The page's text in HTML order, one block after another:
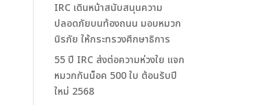
IRC เดินหน้าสนับสนุนความ
ปลอดภัยบนท้องถนน มอบหมวก
นิรภัย ให้กระทรวงศึกษาธิการ
55 ปี IRC ส่งต่อความห่วงใย แจก
หมวกกันน็อค 500 ใบ ต้อนรับปี
ใหม่ 2568